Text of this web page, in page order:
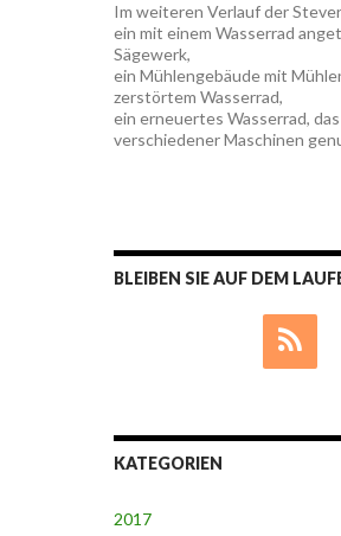
Im weiteren Verlauf der
ein mit einem Wasserrad
Sägewerk,
ein Mühlengebäude mit
zerstörtem Wasserrad,
ein erneuertes Wasserrad,
verschiedener Maschinen
BLEIBEN SIE AUF DEM
KATEGORIEN
2017